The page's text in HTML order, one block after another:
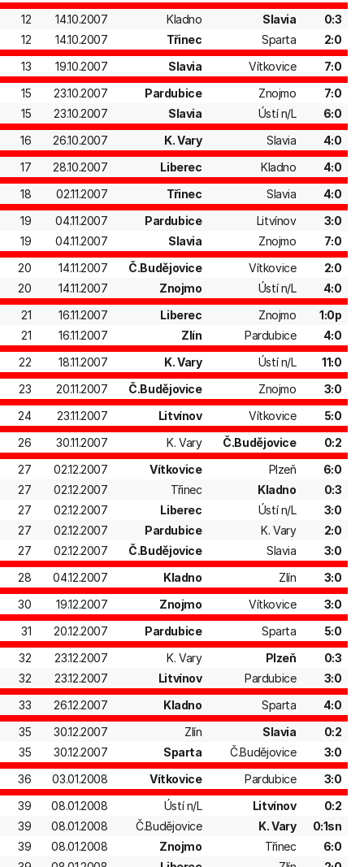
12
14.10.2007 Kladno Slavia
0:3
12
14.10.2007 Třinec Sparta
2:0
13
19.10.2007 Slavia Vítkovice
7:0
15
23.10.2007 Pardubice Znojmo
7:0
15
23.10.2007 Slavia Ústí n/L
6:0
16
26.10.2007 K. Vary Slavia
4:0
17
28.10.2007 Liberec Kladno
4:0
18
02.11.2007 Třinec Slavia
4:0
19
04.11.2007 Pardubice Litvínov
3:0
19
04.11.2007 Slavia Znojmo
7:0
20
14.11.2007 Č.Budějovice Vítkovice
2:0
20
14.11.2007 Znojmo Ústí n/L
4:0
21
16.11.2007 Liberec Znojmo
1:0p
21
16.11.2007 Zlín Pardubice
4:0
22
18.11.2007 K. Vary Ústí n/L
11:0
23
20.11.2007 Č.Budějovice Znojmo
3:0
24
23.11.2007 Litvínov Vítkovice
5:0
26
30.11.2007 K. Vary Č.Budějovice
0:2
27
02.12.2007 Vítkovice Plzeň
6:0
27
02.12.2007 Třinec Kladno
0:3
27
02.12.2007 Liberec Ústí n/L
3:0
27
02.12.2007 Pardubice K. Vary
2:0
27
02.12.2007 Č.Budějovice Slavia
3:0
28
04.12.2007 Kladno Zlín
3:0
30
19.12.2007 Znojmo Vítkovice
3:0
31
20.12.2007 Pardubice Sparta
5:0
32
23.12.2007 K. Vary Plzeň
0:3
32
23.12.2007 Litvínov Pardubice
3:0
33
26.12.2007 Kladno Sparta
4:0
35
30.12.2007 Zlín Slavia
0:2
35
30.12.2007 Sparta Č.Budějovice
3:0
36
03.01.2008 Vítkovice Pardubice
3:0
39
08.01.2008 Ústí n/L Litvínov
0:2
39
08.01.2008 Č.Budějovice K. Vary
0:1sn
39
08.01.2008 Znojmo Třinec
6:0